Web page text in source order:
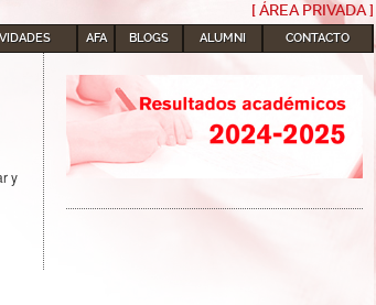
[ ÁREA PRIVADA ]
AFA BLOGS ALUMNI CONTACTO
y